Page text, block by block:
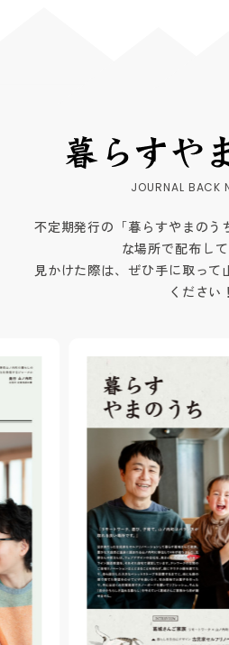
不定期発行の「暮らすやまのう
な場所で配布して
見かけた際は、ぜひ手に取って
ください！